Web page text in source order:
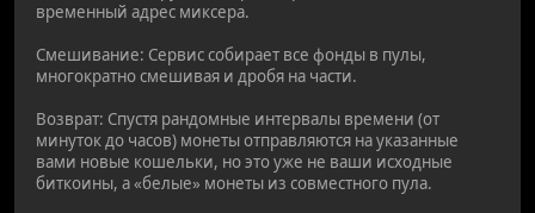
временный адрес миксера.
Смешивание: Сервис собирает все фонды в пулы,
многократно смешивая и дробя на части.
Возврат: Спустя рандомные интервалы времени (от
минуток до часов) монеты отправляются на указанные
вами новые кошельки, но это уже не ваши исходные
биткоины, а «белые» монеты из совместного пула.